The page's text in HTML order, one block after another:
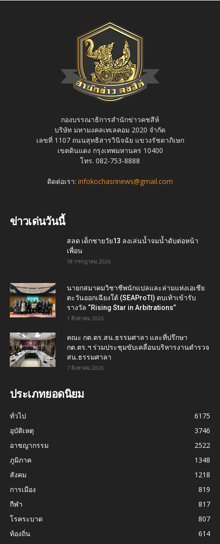
กองบรรณาธิการสำนักข่าวคชสีห์
บริษัท มหามงคลเทเลคอม 2020 จำกัด
เลขที่ 1107 ถนนสุทธิสารวินิจฉัย แขวงรัชดาภิเษก
เขตดินแดง กรุงเทพมหานคร 10400
โทร. 082-753-8888
ติดต่อเรา: infokochasrinews@gmail.com
ข่าวเด่นวันนี้
สลด เด็กชายวัย13 ลงเล่นน้ำจมน้ำดับต่อหน้า
เพื่อน
18 กรกฎาคม 2026
นายกสมาคมวิชาชีพนักแปลและล่ามแห่งเอเชีย
ตะวันออกเฉียงใต้ (SEAProTI) ตบเท้าเข้ารับ
รางวัล “Rising Star in Arbitrations”
1 สิงหาคม 2026
คณะ กต.ตร.สน.ธรรมศาลา และที่ปรึกษา
กต.ตร.ฯ ร่วมประชุมขับเคลื่อนบริหารงานตำรวจ
สน.ธรรมศาลา
7 สิงหาคม 2026
ประเภทยอดนิยม
ทั่วไป
6175
อุบัติเหตุ
3746
อาชญากรรม
2522
ภูมิภาค
1348
สังคม
1218
การเมือง
819
กีฬา
817
โรคระบาด
807
ท้องถิ่น
614